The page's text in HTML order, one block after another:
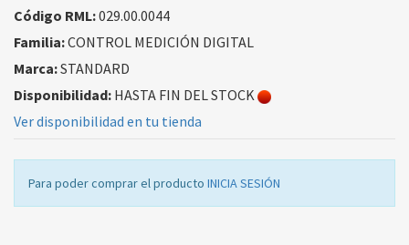
Código RML:029.00.0044
Familia:CONTROL MEDICIÓN DIGITAL
Marca:STANDARD
Disponibilidad: HASTA FIN DEL STOCK
Ver disponibilidad en tu tienda
Para poder comprar el producto INICIA SESIÓN